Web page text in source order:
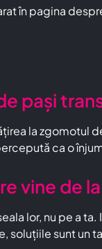
în pagina
pași
la zgomotul
ca o
vine de
lor, nu pe a
soluțiile sunt